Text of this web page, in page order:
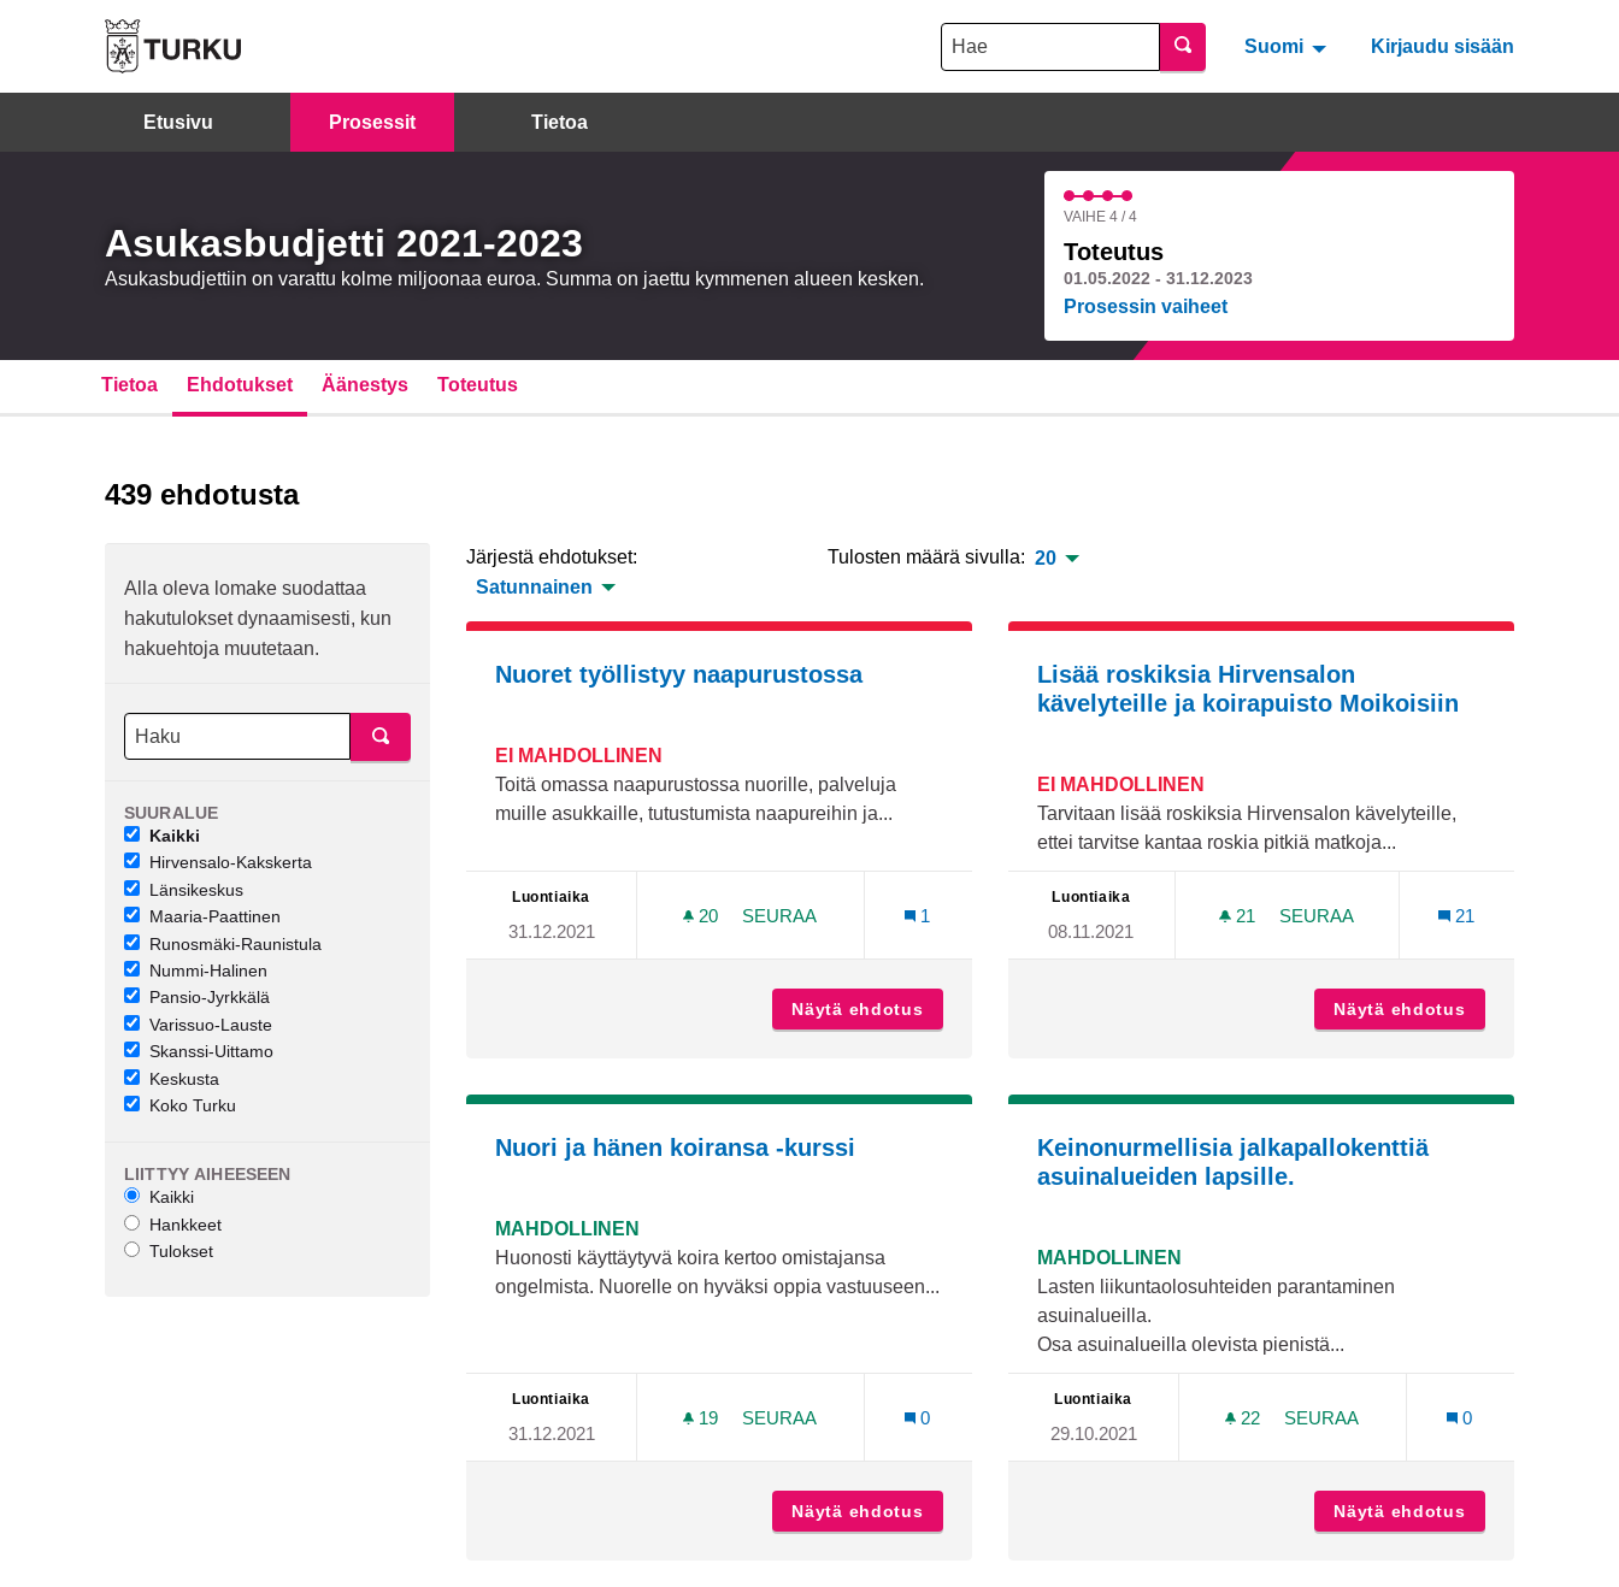
Hae Suomi Valitse kieli Välj språk
Kirjaudu sisään
Etusivu Prosessit Tietoa
Asukasbudjetti 2021-2023
Asukasbudjettiin on varattu kolme miljoonaa euroa. Summa on jaettu kymmenen alueen kesken.
VAIHE 4 / 4
Toteutus
01.05.2022 - 31.12.2023
Prosessin vaiheet
Tietoa Ehdotukset Äänestys Toteutus
439 ehdotusta
Alla oleva lomake suodattaa
hakutulokset dynaamisesti, kun
hakuehtoja muutetaan.
SUURALUE
Kaikki
Hirvensalo-Kakskerta
Länsikeskus
Maaria-Paattinen
Runosmäki-Raunistula
Nummi-Halinen
Pansio-Jyrkkälä
Varissuo-Lauste
Skanssi-Uittamo
Keskusta
Koko Turku
LIITTYY AIHEESEEN
Kaikki
Hankkeet
Tulokset
Järjestä ehdotukset:
Satunnainen
Tulosten määrä sivulla: 20
Nuoret työllistyy naapurustossa
EI MAHDOLLINEN
Toitä omassa naapurustossa nuorille, palveluja
muille asukkaille, tutustumista naapureihin ja...
Luontiaika
31.12.2021
20 20 SEURAAJAA
SEURAA
NUORET TYÖLLISTYY NAAPURUSTOSSA
1
Näytä ehdotus
Lisää roskiksia Hirvensalon
kävelyteille ja koirapuisto Moikoisiin
EI MAHDOLLINEN
Tarvitaan lisää roskiksia Hirvensalon kävelyteille,
ettei tarvitse kantaa roskia pitkiä matkoja...
Luontiaika
08.11.2021
21 21 SEURAAJAA
SEURAA
21
Näytä ehdotus
Nuori ja hänen koiransa -kurssi
MAHDOLLINEN
Huonosti käyttäytyvä koira kertoo omistajansa
ongelmista. Nuorelle on hyväksi oppia vastuuseen...
Luontiaika
31.12.2021
19 19 SEURAAJAA
SEURAA
NUORI JA HÄNEN KOIRANSA -KURSSI
0
Näytä ehdotus
Keinonurmellisia jalkapallokenttiä
asuinalueiden lapsille.
MAHDOLLINEN
Lasten liikuntaolosuhteiden parantaminen
asuinalueilla.
Osa asuinalueilla olevista pienistä...
Luontiaika
29.10.2021
22 22 SEURAAJAA
SEURAA
0
Näytä ehdotus